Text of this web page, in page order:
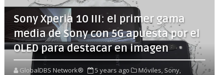
Sony Xperia 10 III: el primer gama
media de Sony con 5G apuesta por el
OLED para destacar en imagen
GlobalDBS Network® 5 years ago Móviles, Sony,